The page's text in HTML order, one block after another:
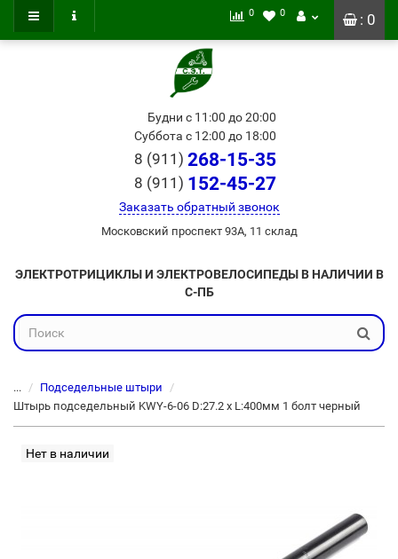
: 0
0 0
Будни с 11:00 до 20:00
Суббота с 12:00 до 18:00
8 (911) 268-15-35
8 (911) 152-45-27
Заказать обратный звонок
Московский проспект 93А, 11 склад
ЭЛЕКТРОТРИЦИКЛЫ И ЭЛЕКТРОВЕЛОСИПЕДЫ В НАЛИЧИИ В
С-ПБ
...
Подседельные штыри
Штырь подседельный KWY-6-06 D:27.2 х L:400мм 1 болт черный
Нет в наличии